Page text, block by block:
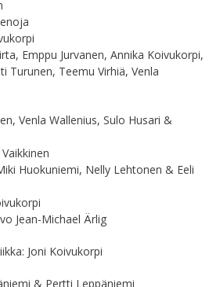
Emppu Jurvanen, Annika Koivukorpi,
Turunen, Teemu Virhiä, Venla
Venla Wallenius, Sulo Husari &
Huokuniemi, Nelly Lehtonen & Eeli
Jean-Michael Ärlig
Joni Koivukorpi
& Pertti Leppäniemi